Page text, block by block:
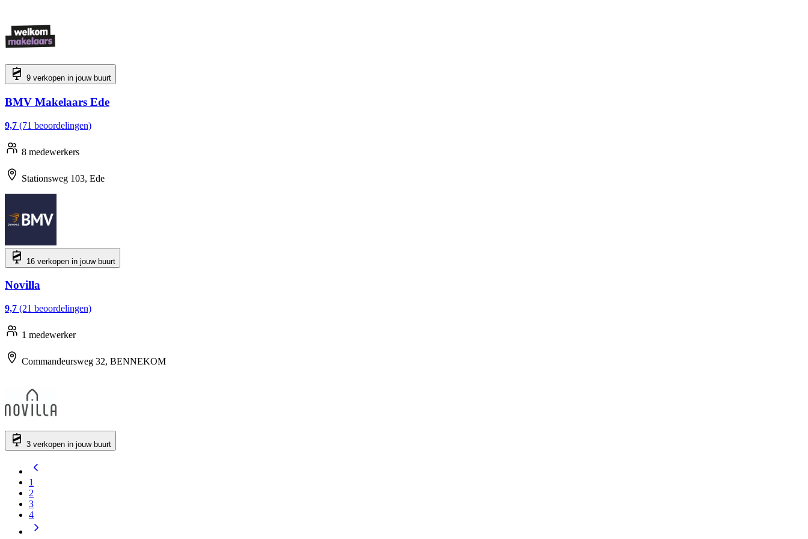
9 verkopen in jouw buurt
BMV Makelaars Ede
9,7 (71 beoordelingen)
8 medewerkers
Stationsweg 103, Ede
16 verkopen in jouw buurt
Novilla
9,7 (21 beoordelingen)
1 medewerker
Commandeursweg 32, BENNEKOM
3 verkopen in jouw buurt
1
2
3
4